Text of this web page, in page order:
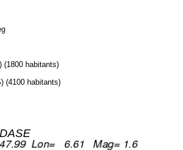
(1800 habitants)
(4100 habitants)